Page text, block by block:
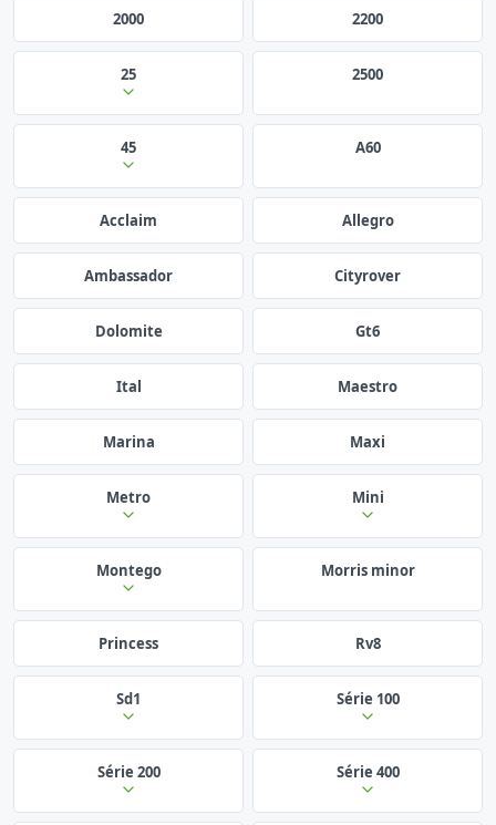
2000 2200
25 2500
45 A60
Acclaim Allegro
Ambassador Cityrover
Dolomite Gt6
Ital Maestro
Marina Maxi
Metro Mini
Montego Morris minor
Princess Rv8
Sd1 Série 100
Série 200 Série 400